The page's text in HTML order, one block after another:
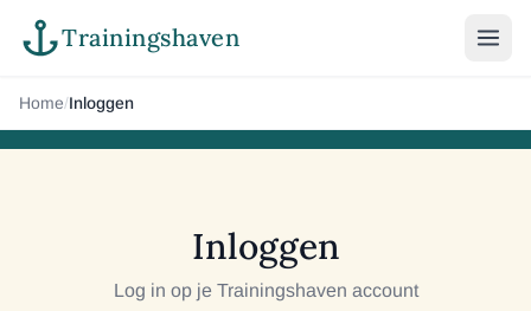
Trainingshaven
Home/Inloggen
Inloggen
Log in op je Trainingshaven account